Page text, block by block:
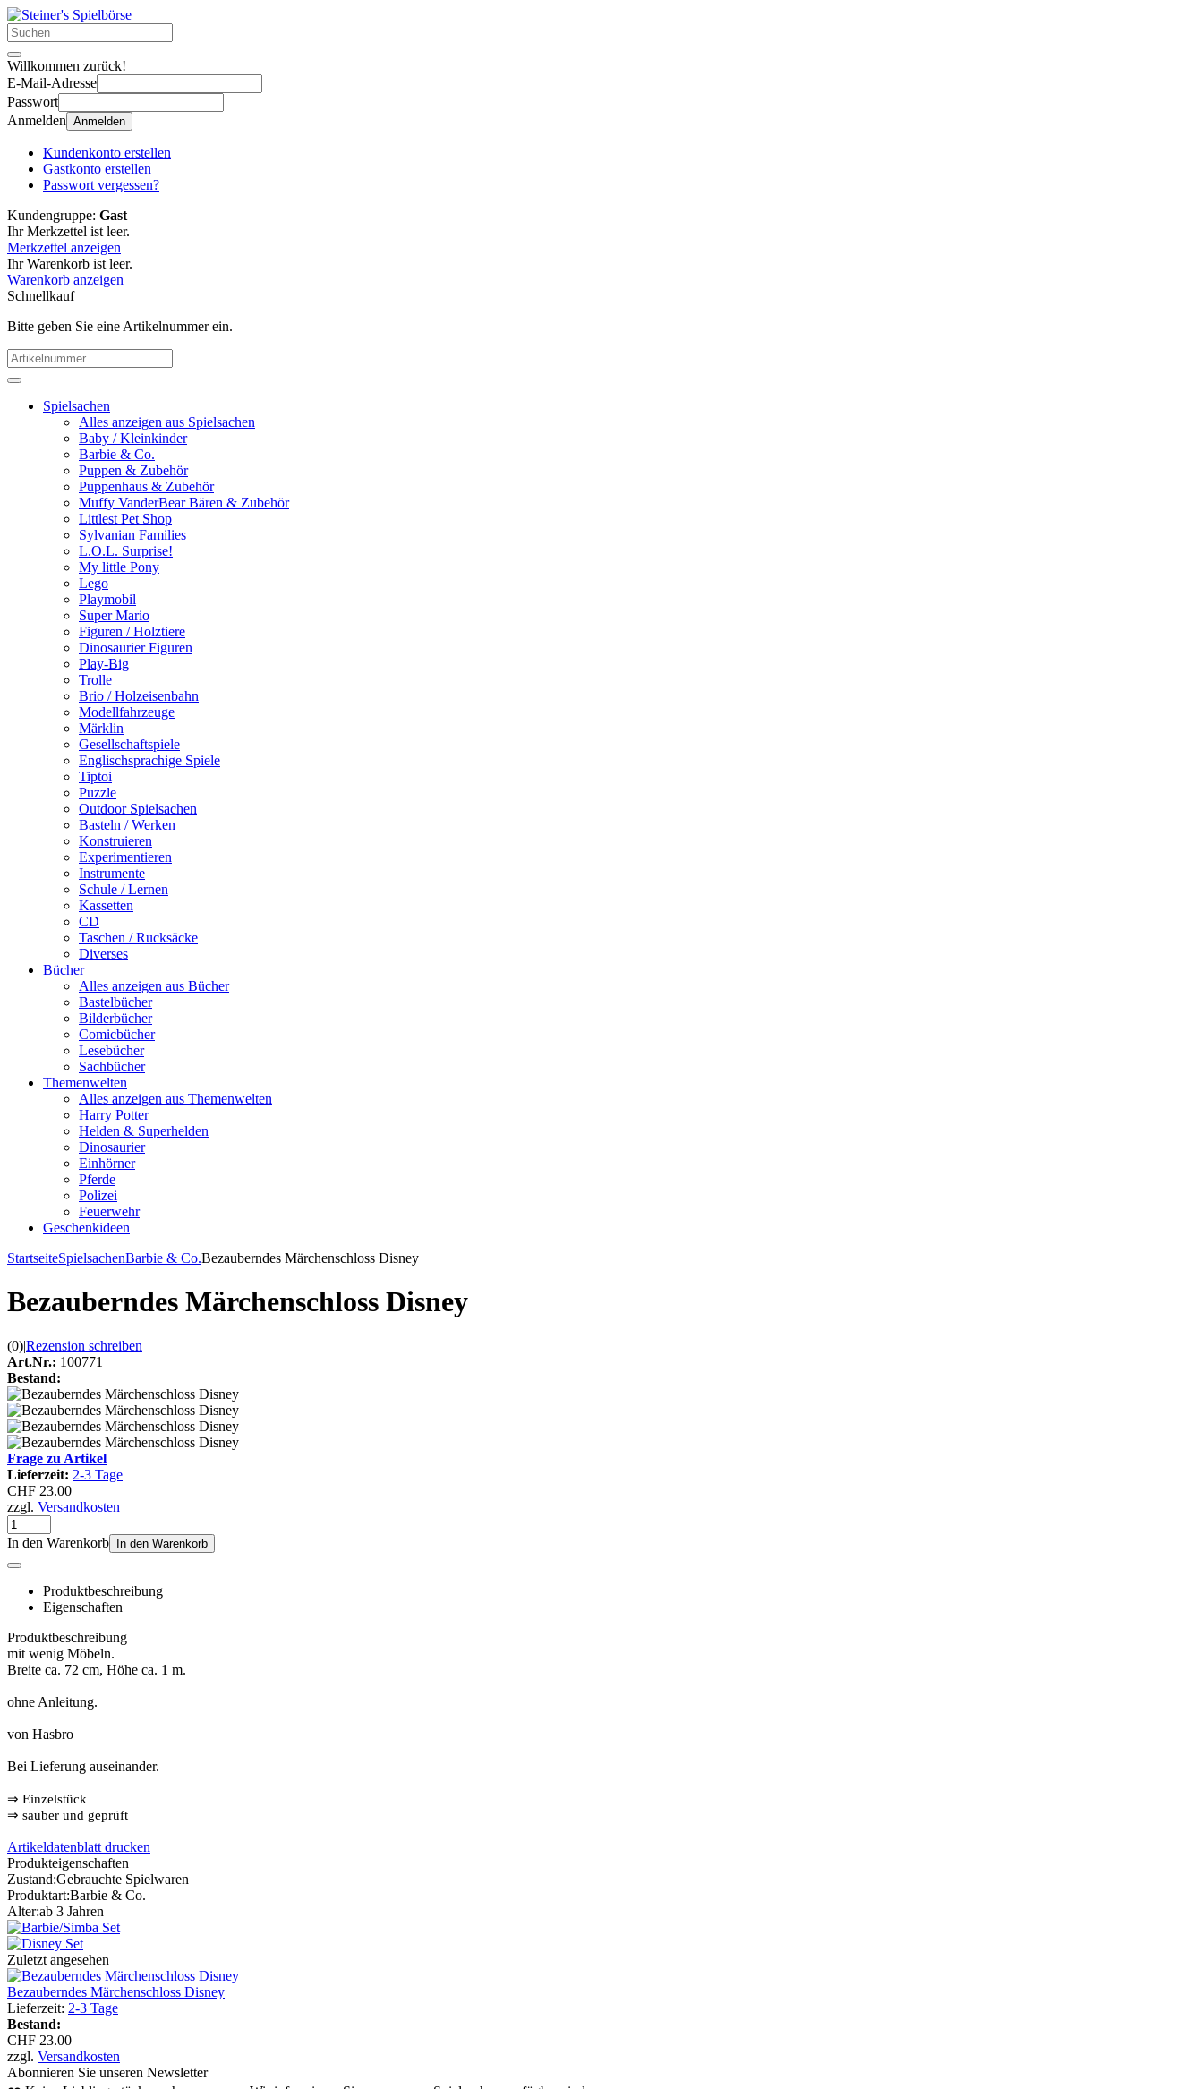
Willkommen zurück!
E-Mail-Adresse
Passwort
Anmelden Anmelden
Kundenkonto erstellen
Gastkonto erstellen
Passwort vergessen?
Kundengruppe: Gast
Ihr Merkzettel ist leer.
Merkzettel anzeigen
Ihr Warenkorb ist leer.
Warenkorb anzeigen
Schnellkauf
Bitte geben Sie eine Artikelnummer ein.
Spielsachen
Alles anzeigen aus Spielsachen
Baby / Kleinkinder
Barbie & Co.
Puppen & Zubehör
Puppenhaus & Zubehör
Muffy VanderBear Bären & Zubehör
Littlest Pet Shop
Sylvanian Families
L.O.L. Surprise!
My little Pony
Lego
Playmobil
Super Mario
Figuren / Holztiere
Dinosaurier Figuren
Play-Big
Trolle
Brio / Holzeisenbahn
Modellfahrzeuge
Märklin
Gesellschaftspiele
Englischsprachige Spiele
Tiptoi
Puzzle
Outdoor Spielsachen
Basteln / Werken
Konstruieren
Experimentieren
Instrumente
Schule / Lernen
Kassetten
CD
Taschen / Rucksäcke
Diverses
Bücher
Alles anzeigen aus Bücher
Bastelbücher
Bilderbücher
Comicbücher
Lesebücher
Sachbücher
Themenwelten
Alles anzeigen aus Themenwelten
Harry Potter
Helden & Superhelden
Dinosaurier
Einhörner
Pferde
Polizei
Feuerwehr
Geschenkideen
StartseiteSpielsachenBarbie & Co.Bezauberndes Märchenschloss Disney
Bezauberndes Märchenschloss Disney
(0)|Rezension schreiben
Art.Nr.: 100771
Bestand:
Frage zu Artikel
Lieferzeit: 2-3 Tage
CHF 23.00
zzgl. Versandkosten
In den Warenkorb In den Warenkorb
Produktbeschreibung
Eigenschaften
Produktbeschreibung
mit wenig Möbeln.
Breite ca. 72 cm, Höhe ca. 1 m.
ohne Anleitung.
von Hasbro
Bei Lieferung auseinander.
⇒ Einzelstück
⇒ sauber und geprüft
Artikeldatenblatt drucken
Produkteigenschaften
Zustand:Gebrauchte Spielwaren
Produktart:Barbie & Co.
Alter:ab 3 Jahren
Zuletzt angesehen
Bezauberndes Märchenschloss Disney
Lieferzeit: 2-3 Tage
Bestand:
CHF 23.00
zzgl. Versandkosten
Abonnieren Sie unseren Newsletter